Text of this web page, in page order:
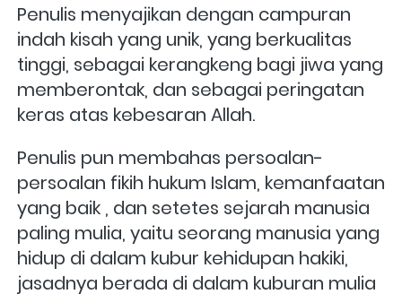
Penulis menyajikan dengan campuran
indah kisah yang unik, yang berkualitas
tinggi, sebagai kerangkeng bagi jiwa yang
memberontak, dan sebagai peringatan
keras atas kebesaran Allah.
Penulis pun membahas persoalan-
persoalan fikih hukum Islam, kemanfaatan
yang baik , dan setetes sejarah manusia
paling mulia, yaitu seorang manusia yang
hidup di dalam kubur kehidupan hakiki,
jasadnya berada di dalam kuburan mulia